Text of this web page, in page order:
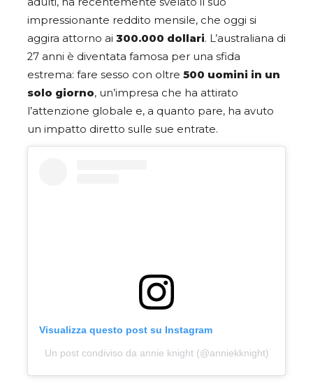
impressionante reddito mensile, che oggi si
aggira attorno ai 300.000 dollari. L’australiana di
27 anni è diventata famosa per una sfida
estrema: fare sesso con oltre 500 uomini in un
solo giorno, un’impresa che ha attirato
l’attenzione globale e, a quanto pare, ha avuto
un impatto diretto sulle sue entrate.
Visualizza questo post su Instagram
Un post condiviso da annie knight (@anniekknight)